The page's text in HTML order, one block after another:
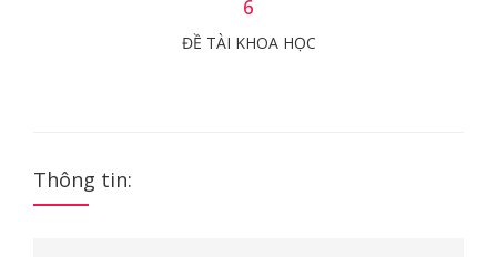
6
ĐỀ TÀI KHOA HỌC
Thông tin: